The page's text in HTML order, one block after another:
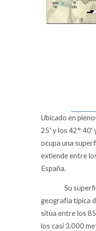
Ubicado en
25' y los 42° 40'
ocupa una
extiende entre
España.
Su superficie
geografía típica
sitúa entre los
los casi 3.000